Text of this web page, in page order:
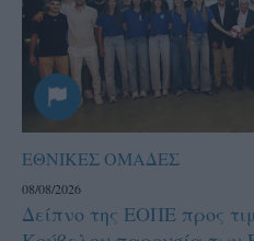
ΕΘΝΙΚΕΣ ΟΜΑΔΕΣ
08/08/2026
Δείπνο της ΕΟΠΕ προς